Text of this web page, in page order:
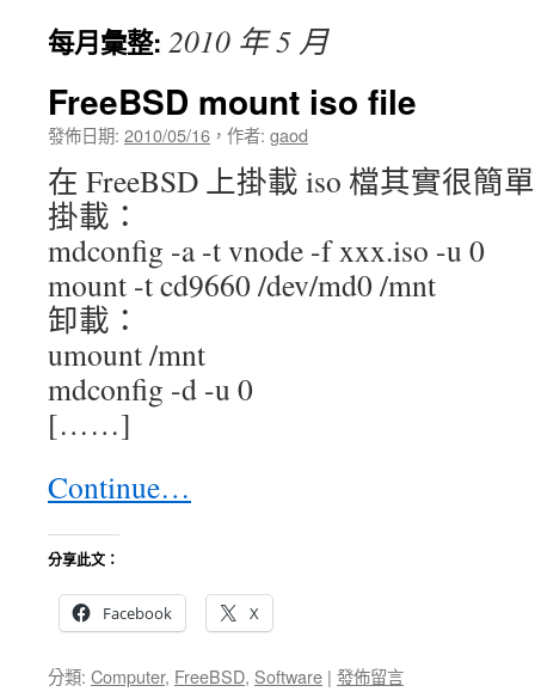
每月彙整: 2010 年 5 月
FreeBSD mount iso file
發佈日期: 2010/05/16 ， 作者: gaod
在 FreeBSD 上掛載 iso 檔其實很簡
掛載：
mdconfig -a -t vnode -f xxx.iso -u 0
mount -t cd9660 /dev/md0 /mnt
卸載：
umount /mnt
mdconfig -d -u 0
[……]
Continue…
分享此文：
Facebook X
分類: Computer, FreeBSD, Software | 發佈留言